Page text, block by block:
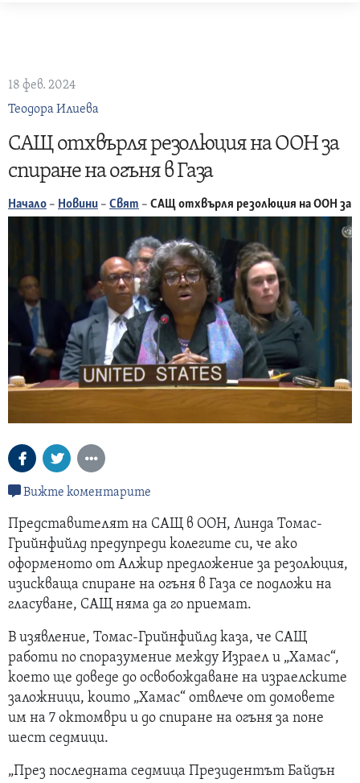
18 фев. 2024
Теодора Илиева
САЩ отхвърля резолюция на ООН за
спиране на огъня в Газа
Начало – Новини – Свят – САЩ отхвърля резолюция на ООН за
Вижте коментарите
Представителят на САЩ в ООН, Линда Томас-
Грийнфийлд предупреди колегите си, че ако
оформеното от Алжир предложение за резолюция,
изискваща спиране на огъня в Газа се подложи на
гласуване, САЩ няма да го приемат.
В изявление, Томас-Грийнфийлд каза, че САЩ
работи по споразумение между Израел и „Хамас“,
което ще доведе до освобождаване на израелските
заложници, които „Хамас“ отвлече от домовете
им на 7 октомври и до спиране на огъня за поне
шест седмици.
„През последната седмица Президентът Байдън